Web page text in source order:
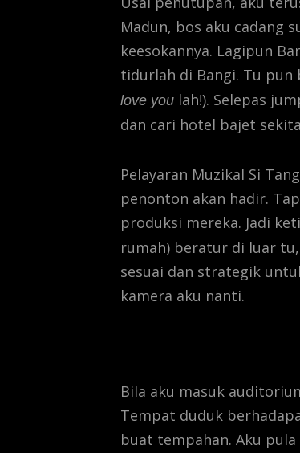
Madun, bos aku cadang
keesokannya. Lagipun
tidurlah di Bangi. Tu pun
love you lah!). Selepas
dan cari hotel bajet
Pelayaran Muzikal Si
penonton akan hadir.
produksi mereka. Jadi
rumah) beratur di luar
sesuai dan strategik
kamera aku nanti.
Bila aku masuk
Tempat duduk
buat tempahan. Aku